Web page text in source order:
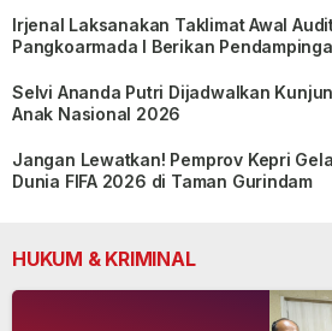
Irjenal Laksanakan Taklimat Awal
Pangkoarmada I Berikan
Selvi Ananda Putri Dijadwalkan
Anak Nasional 2026
Jangan Lewatkan! Pemprov Kepri
Dunia FIFA 2026 di Taman Gurindam
HUKUM & KRIMINAL